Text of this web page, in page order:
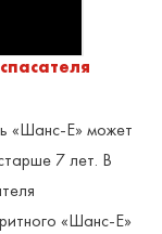
«Шанс-Е» может
7 лет. В
«Шанс-Е»